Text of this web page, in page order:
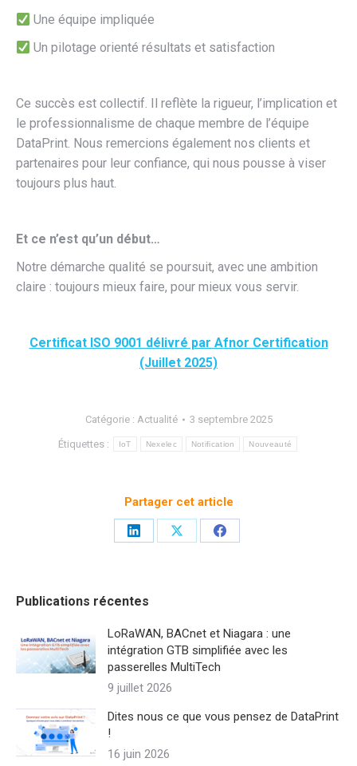
Une équipe impliquée
Un pilotage orienté résultats et satisfaction
Ce succès est collectif. Il reflète la rigueur, l’implication et
le professionnalisme de chaque membre de l’équipe
DataPrint. Nous remercions également nos clients et
partenaires pour leur confiance, qui nous pousse à viser
toujours plus haut.
Et ce n’est qu’un début…
Notre démarche qualité se poursuit, avec une ambition
claire : toujours mieux faire, pour mieux vous servir.
Certificat ISO 9001 délivré par Afnor Certification
(Juillet 2025)
Catégorie : Actualité 3 septembre 2025
Étiquettes : IoT Nexelec Notification Nouveauté
Partager cet article
PartagerPartagerPartager
Publications récentes
LoRaWAN, BACnet et Niagara : une
intégration GTB simplifiée avec les
passerelles MultiTech
9 juillet 2026
Dites nous ce que vous pensez de DataPrint
!
16 juin 2026